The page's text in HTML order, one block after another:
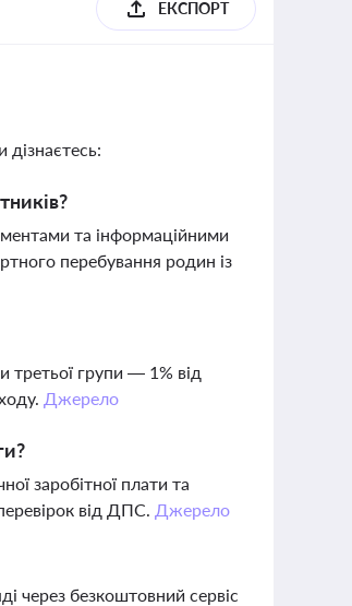
ЕКСПОРТ
дізнаєтесь:
та інформаційними
перебування родин із
третьої групи — 1% від
Джерело
заробітної плати та
від ДПС. Джерело
через безкоштовний сервіс